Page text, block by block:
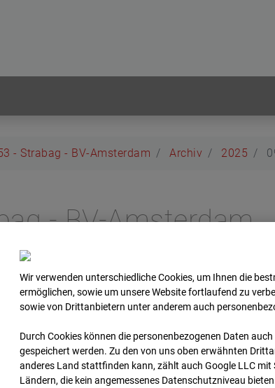
- Strabag - BV-Amsterdam Archiv 2025
- BV-Amsterdam
Amsterdam
Zur Übersicht
Wir verwenden unterschiedliche Cookies, um Ihnen die
ermöglichen, sowie um unsere Website fortlaufend zu
sowie von Drittanbietern unter anderem auch
Durch Cookies können die personenbezogenen Daten
gespeichert werden. Zu den von uns oben erwähnten
anderes Land stattfinden kann, zählt auch Google LLC mit
Ländern, die kein angemessenes Datenschutzniveau